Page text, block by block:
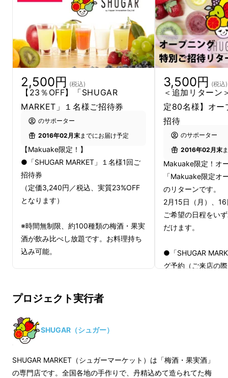
過去２回のクラウドファンディングに成功し
た、日本酒飲み比べし放題の「KURAND
今回はKURANDの姉妹店となる
ト）」を、2月18日（木）渋谷のマークシ
「SHUGAR MARKET」は全国各地の梅酒・果
実酒を約100種類以上集め、3,000円であなた
好みのお酒を自由に時間無制限でお楽しみいた
だけるセルフスタイルのお店です。
より素敵なお店にするため、こだわりの梅酒・
果実酒を集めたこのお店をたくさんの方に知っ
て頂くため、是非ご支援をお願いいたします！
2,500円 (税込)
【23％OFF】「SHUGAR
MARKET」１名様ご招待券
のサポーター
2016年02月末までにお届け予定
【Makuake限定！】
●「SHUGAR MARKET」１名様1回ご
招待券
（定価3,240円／税込、実質23%OFF
となります）
※時間無制限、約100種類の梅酒・果実
酒が飲み比べし放題です。お料理持ち
込み可能。
2017年2月末まで有効です。
3,500円 (税込)
＜追加リターン
定80名様】オー
招待
のサポーター
2016年02月末
Makuake限定！オ
「Makuake限定オ
のリターンです。
2月15日（月）、
ご希望の日程をい
だけます。
●「SHUGAR
グ予約（ご来店の
●特別限定の果実
プレゼント（
プロジェクト実行者
SHUGAR（シュガー）
SHUGAR MARKET（シュガーマーケット）は「梅酒・果実酒」
の専門店です。全国各地の手作りで、丹精込めて造られてた梅